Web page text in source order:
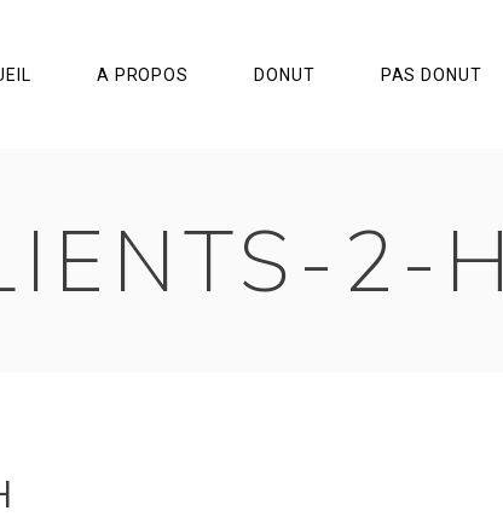
A PROPOS DONUT PAS DONUT
2-H